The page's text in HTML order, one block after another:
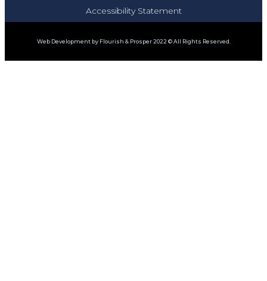
Accessibility Statement
Web Development by Flourish & Prosper 2022 © All Rights Reserved.